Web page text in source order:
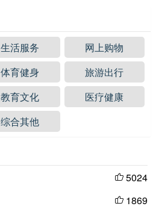
生活服务
网上购物
体育健身
旅游出行
教育文化
医疗健康
综合其他
 5024
 1869